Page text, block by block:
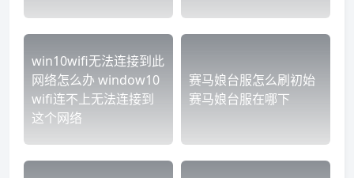
win10wifi无法连接到此
网络怎么办 window10
wifi连不上无法连接到
这个网络
赛马娘台服怎么刷初始
赛马娘台服在哪下